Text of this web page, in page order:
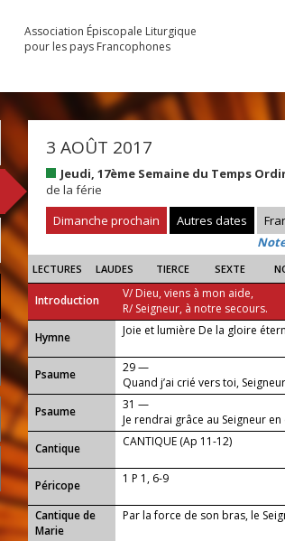
Association Épiscopale Liturgique
pour les pays Francophones
3 AOÛT 2017
Jeudi, 17ème Semaine du Temps
de la férie
Dimanche prochain
Autres dates
LECTURES LAUDES TIERCE SEXTE
Introduction
V/ Dieu, viens à mon aide,
R/ Seigneur, à notre secours.
...
Hymne Joie et lumière De la gloire
Psaume
29 —
Quand j’ai crié vers toi,
Psaume
31 —
Je rendrai grâce au Seigneur
Cantique
CANTIQUE (Ap 11-12)
Péricope 1 P 1, 6-9
Cantique de
Marie
Par la force de son bras, le